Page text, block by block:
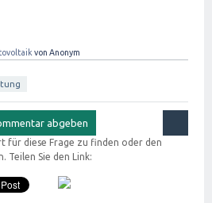
von Anonym
für diese Frage zu finden oder den
Teilen Sie den Link: